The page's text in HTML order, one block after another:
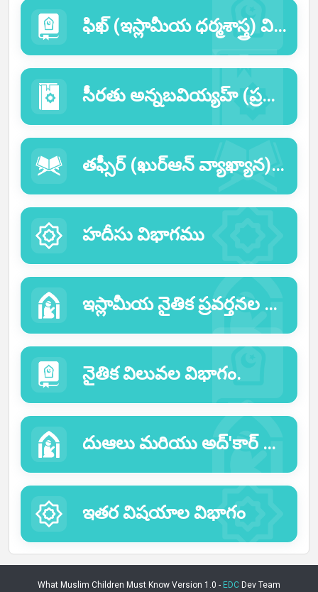
ఫిఖ్ (ఇస్లామీయ ధర్మశాస్త్ర) విభాగము
సీరతు అన్నబవియ్యహ్ (ప్రవక్త ముహమ్మద్ సల్లల్లాహు అలైహి వసల్లం యొక్క జీవితచరిత్ర:
తఫ్సీర్ (ఖుర్ఆన్ వ్యాఖ్యాన) విభాగము
హదీసు విభాగము
ఇస్లామీయ నైతిక ప్రవర్తనల విభాగం
నైతిక విలువల విభాగం.
దుఆలు మరియు అద్'కార్ ల విభాగము
ఇతర విషయాల విభాగం
What Muslim Children Must Know Version 1.0 - EDC Dev Team